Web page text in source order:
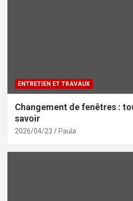
ENTRETIEN ET TRAVAUX
Changement de fenêtres :
savoir
2026/04/23 Paula